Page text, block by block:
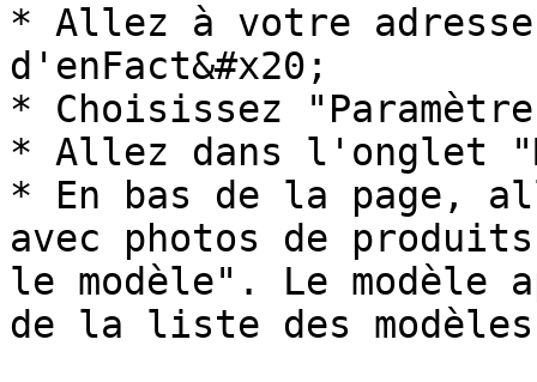
* Allez à votre
d'enFact&#x20;
* Choisissez
* Allez dans l'onglet
* En bas de la page,
avec photos de
le modèle". Le modèle
de la liste des